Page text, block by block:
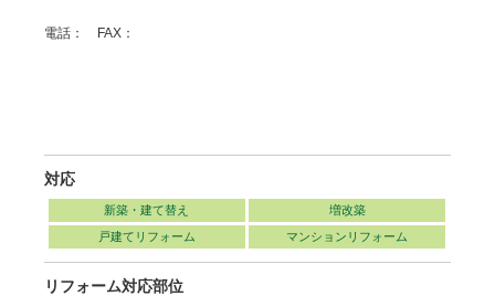
電話： FAX：
対応
新築・建て替え 増改築
戸建てリフォーム マンションリフォーム
リフォーム対応部位